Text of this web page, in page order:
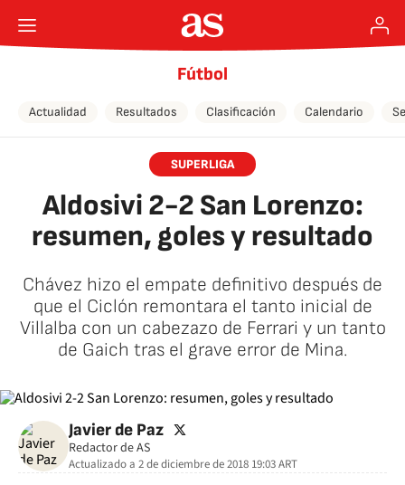
Fútbol
Actualidad Resultados Clasificación Calendario
SUPERLIGA
Aldosivi 2-2 San Lorenzo:
resumen, goles y resultado
Chávez hizo el empate definitivo después de
que el Ciclón remontara el tanto inicial de
Villalba con un cabezazo de Ferrari y un tanto
de Gaich tras el grave error de Mina.
Javier de Paz twitter
Redactor de AS
Actualizado a 2 de diciembre de 2018 19:03ART